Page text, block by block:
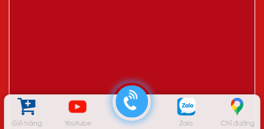
Giỏ hàng Youtube Zalo Chỉ đường